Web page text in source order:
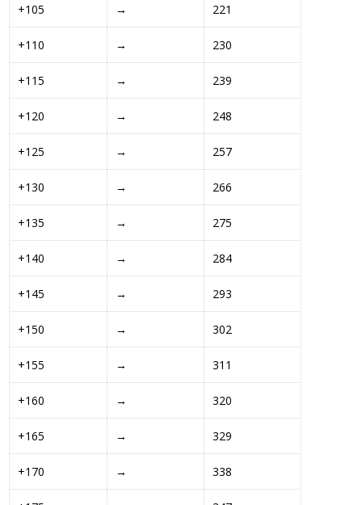
+105 → 221
+110 → 230
+115 → 239
+120 → 248
+125 → 257
+130 → 266
+135 → 275
+140 → 284
+145 → 293
+150 → 302
+155 → 311
+160 → 320
+165 → 329
+170 → 338